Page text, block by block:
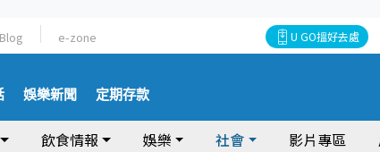
Blog e-zone U GO搵好去處
娛樂新聞 定期存款
飲食情報 娛樂 社會 影片專區